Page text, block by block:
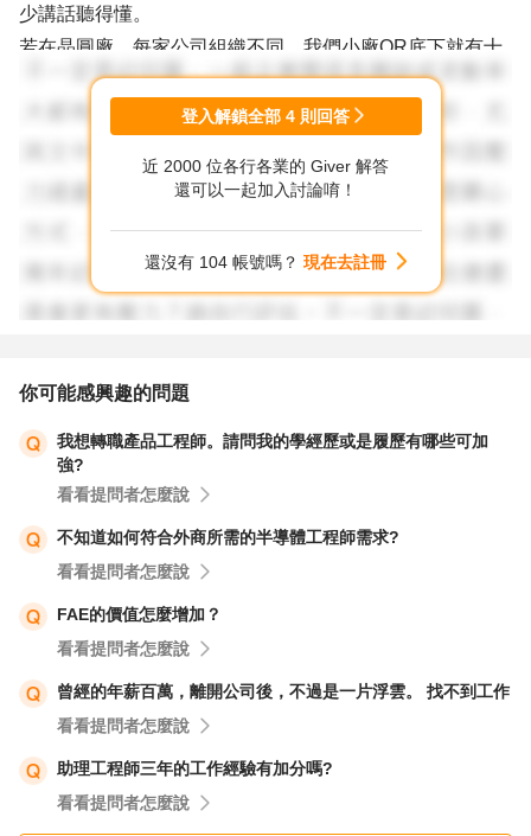
少講話聽得懂。
若在晶圓廠，每家公司組織不同，我們小廠QR底下就有十
個課，我會讓大家定期輪調，但是不能輪夜班是最大問題，
夜班技術員若沒日夜輪調要熬到上常日班，我稍微觀察一下
FA和FAB看顯微鏡，還有OQA看OM 都是讓很多人羨慕的
工作，還有DCC每天可以坐著看電腦，有些人眼睛會受不
我最早是Fab生產線主管，如果願意去工廠，職缺非常多，
碼，非常不封閉。但很少看過其他單位轉進來，大都是工廠
轉出去的，看你是否受的了那種操勞。
如果在QR內部IQA進料檢驗，化學實驗室要去工廠或廠務
端採樣，還有做溫溼度檢測，儀器校正，是要走來走去不會
一直坐在座位，這些單位除非緊急狀況基本沒有夜班，但是
年度維修，緊急採樣偶爾會連上24小時的班，一年頂多少
數幾次。
有甚麼更深入想了解。
我知道有些公司夜班是給外籍移工上。
登入解鎖全部 4 則回答
近 2000 位各行各業的 Giver 解答
還可以一起加入討論唷！
還沒有 104 帳號嗎？ 現在去註冊
你可能感興趣的問題
我想轉職產品工程師。請問我的學經歷或是履歷有哪些可加
強?
看看提問者怎麼說
不知道如何符合外商所需的半導體工程師需求?
看看提問者怎麼說
FAE的價值怎麼增加？
看看提問者怎麼說
曾經的年薪百萬，離開公司後，不過是一片浮雲。 找不到工作
看看提問者怎麼說
助理工程師三年的工作經驗有加分嗎?
看看提問者怎麼說